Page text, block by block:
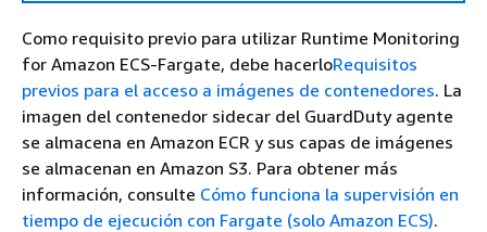
Como requisito previo para utilizar Runtime Monitoring
for Amazon ECS-Fargate, debe hacerloRequisitos
previos para el acceso a imágenes de contenedores. La
imagen del contenedor sidecar del GuardDuty agente
se almacena en Amazon ECR y sus capas de imágenes
se almacenan en Amazon S3. Para obtener más
información, consulte Cómo funciona la supervisión en
tiempo de ejecución con Fargate (solo Amazon ECS).